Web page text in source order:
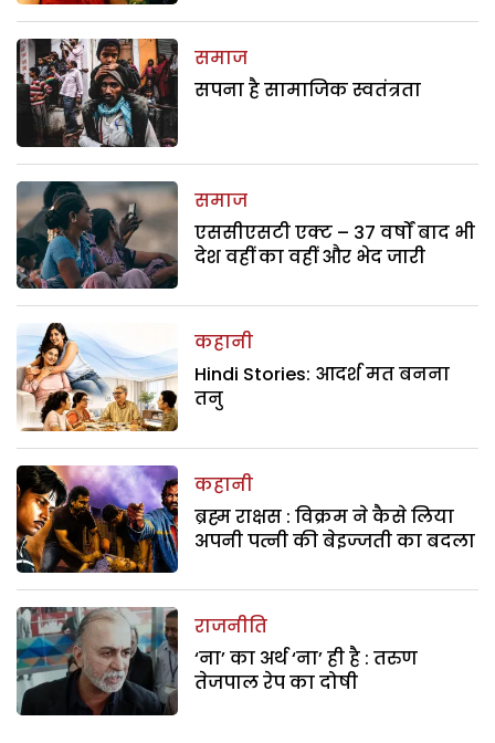
समाज
सपना है सामाजिक स्वतंत्रता
समाज
एससीएसटी एक्ट – 37 वर्षों बाद भी
देश वहीं का वहीं और भेद जारी
कहानी
Hindi Stories: आदर्श मत बनना
तनु
कहानी
ब्रह्म राक्षस : विक्रम ने कैसे लिया
अपनी पत्नी की बेइज्जती का बदला
राजनीति
‘ना’ का अर्थ ‘ना’ ही है : तरुण
तेजपाल रेप का दोषी